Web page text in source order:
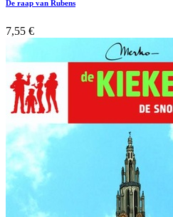
De raap van Rubens
7,55 €